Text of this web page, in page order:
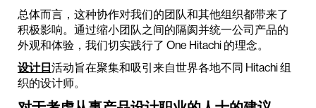
总体而言，这种协作对我们的团队和其他组织都带来了
积极影响。通过缩小团队之间的隔阂并统一公司产品的
外观和体验，我们切实践行了 One Hitachi 的理念。
设计日活动旨在聚集和吸引来自世界各地不同 Hitachi 组
织的设计师。